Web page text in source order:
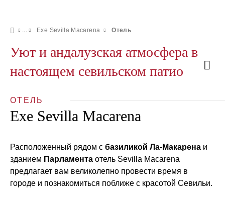
Exe Sevilla Macarena Отель
Уют и андалузская атмосфера в
настоящем севильском патио
ОТЕЛЬ
Exe Sevilla Macarena
Расположенный рядом с базиликой Ла-Макарена и
зданием Парламента отель Sevilla Macarena
предлагает вам великолепно провести время в
городе и познакомиться поближе с красотой Севильи.